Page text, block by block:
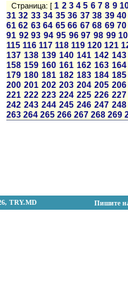
Страница: [1 2 3 4 5 6 7 8 9
31 32 33 34 35 36 37 38 39 40
61 62 63 64 65 66 67 68 69 70
91 92 93 94 95 96 97 98 99
115 116 117 118 119 120 121
137 138 139 140 141 142 143
158 159 160 161 162 163 164
179 180 181 182 183 184 185
200 201 202 203 204 205 206
221 222 223 224 225 226 227
242 243 244 245 246 247 248
263 264 265 266 267 268 269
TRY.MD Пишите